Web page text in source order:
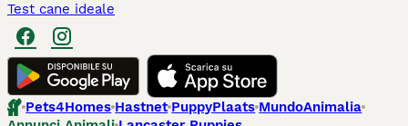
Test cane ideale
Pets4Homes Hastnet PuppyPlaats MundoAnimalia